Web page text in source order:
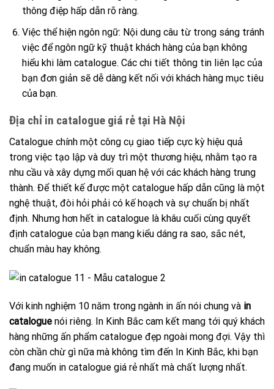
thông điệp hấp dẫn rõ ràng.
Việc thể hiện ngôn ngữ: Nội dung câu từ trong sáng tránh
việc để ngôn ngữ kỹ thuật khách hàng của bạn không
hiểu khi làm catalogue. Các chi tiết thông tin liên lạc của
bạn đơn giản sẽ dễ dàng kết nối với khách hàng mục tiêu
của bạn.
Địa chỉ in catalogue giá rẻ tại Hà Nội
Catalogue chính một công cụ giao tiếp cực kỳ hiệu quả
trong việc tạo lập và duy trì một thương hiệu, nhằm tạo ra
nhu cầu và xây dựng mối quan hệ với các khách hàng trung
thành. Để thiết kế được một catalogue hấp dẫn cũng là một
nghệ thuật, đòi hỏi phải có kế hoạch và sự chuẩn bị nhất
định. Nhưng hơn hết in catalogue là khâu cuối cùng quyết
định catalogue của bạn mang kiểu dáng ra sao, sắc nét,
chuẩn màu hay không.
Với kinh nghiệm 10 năm trong ngành in ấn nói chung và in
catalogue nói riêng. In Kinh Bắc cam kết mang tới quý khách
hàng những ấn phẩm catalogue đẹp ngoài mong đợi. Vậy thì
còn chần chừ gì nữa mà không tìm đến In Kinh Bắc, khi bạn
đang muốn in catalogue giá rẻ nhất mà chất lượng nhất.